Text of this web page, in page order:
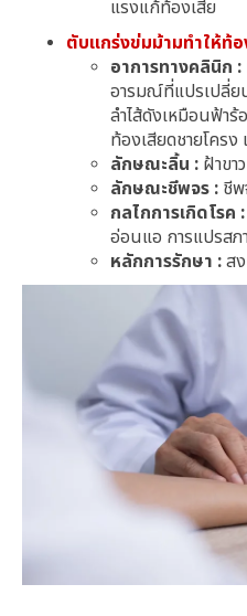
แรงแก้ท้องเสีย
ตับแกร่งข่มม้ามทำให้ท้อ
อาการทางคลินิก :
อารมณ์ที่แปรเปลี่ย
ลำไส้ดังเหมือนฟ้า
ท้องเสียดชายโคร
ลักษณะลิ้น : ฝ้าขาว
ลักษณะชีพจร : ชี
กลไกการเกิดโรค :
อ่อนแอ การแปรสภ
หลักการรักษา :ส